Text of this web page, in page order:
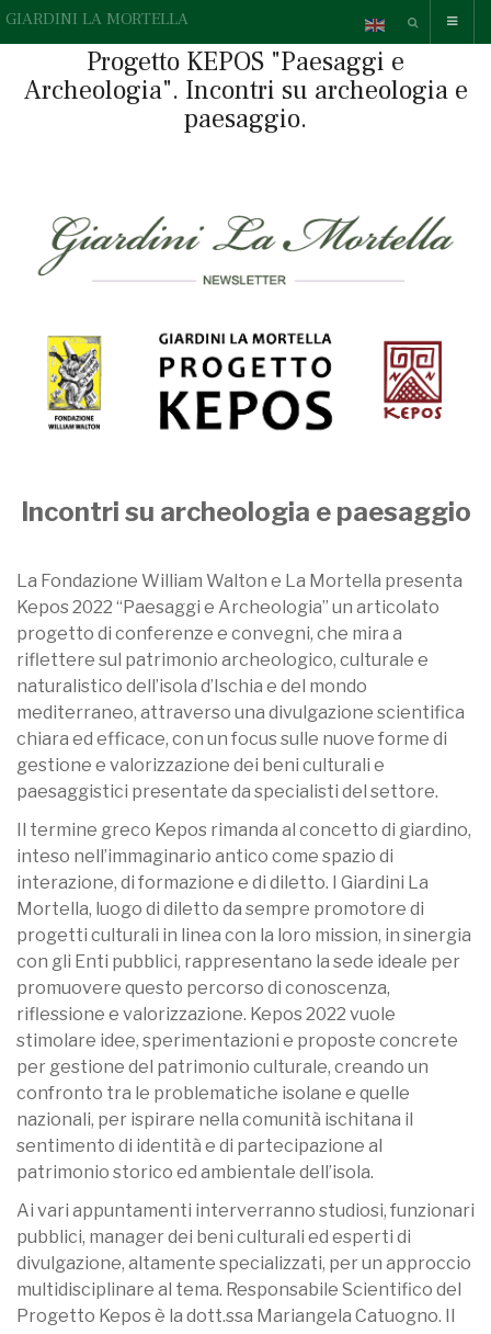
GIARDINI LA MORTELLA
Progetto KEPOS "Paesaggi e
Archeologia". Incontri su archeologia e
paesaggio.
Incontri su archeologia e paesaggio
La Fondazione William Walton e La Mortella presenta
Kepos 2022 “Paesaggi e Archeologia” un articolato
progetto di conferenze e convegni, che mira a
riflettere sul patrimonio archeologico, culturale e
naturalistico dell’isola d’Ischia e del mondo
mediterraneo, attraverso una divulgazione scientifica
chiara ed efficace, con un focus sulle nuove forme di
gestione e valorizzazione dei beni culturali e
paesaggistici presentate da specialisti del settore.
Il termine greco Kepos rimanda al concetto di giardino,
inteso nell’immaginario antico come spazio di
interazione, di formazione e di diletto. I Giardini La
Mortella, luogo di diletto da sempre promotore di
progetti culturali in linea con la loro mission, in sinergia
con gli Enti pubblici, rappresentano la sede ideale per
promuovere questo percorso di conoscenza,
riflessione e valorizzazione. Kepos 2022 vuole
stimolare idee, sperimentazioni e proposte concrete
per gestione del patrimonio culturale, creando un
confronto tra le problematiche isolane e quelle
nazionali, per ispirare nella comunità ischitana il
sentimento di identità e di partecipazione al
patrimonio storico ed ambientale dell’isola.
Ai vari appuntamenti interverranno studiosi, funzionari
pubblici, manager dei beni culturali ed esperti di
divulgazione, altamente specializzati, per un approccio
multidisciplinare al tema. Responsabile Scientifico del
Progetto Kepos è la dott.ssa Mariangela Catuogno. Il